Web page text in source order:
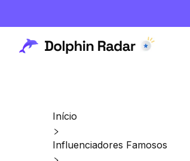
Início
Influenciadores Famosos